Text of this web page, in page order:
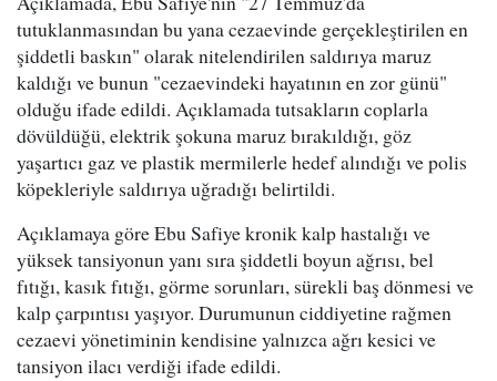
tutuklanmasından bu yana cezaevinde gerçekleştirilen en
şiddetli baskın" olarak nitelendirilen saldırıya maruz
kaldığı ve bunun "cezaevindeki hayatının en zor günü"
olduğu ifade edildi. Açıklamada tutsakların coplarla
dövüldüğü, elektrik şokuna maruz bırakıldığı, göz
yaşartıcı gaz ve plastik mermilerle hedef alındığı ve polis
köpekleriyle saldırıya uğradığı belirtildi.
Açıklamaya göre Ebu Safiye kronik kalp hastalığı ve
yüksek tansiyonun yanı sıra şiddetli boyun ağrısı, bel
fıtığı, kasık fıtığı, görme sorunları, sürekli baş dönmesi ve
kalp çarpıntısı yaşıyor. Durumunun ciddiyetine rağmen
cezaevi yönetiminin kendisine yalnızca ağrı kesici ve
tansiyon ilacı verdiği ifade edildi.